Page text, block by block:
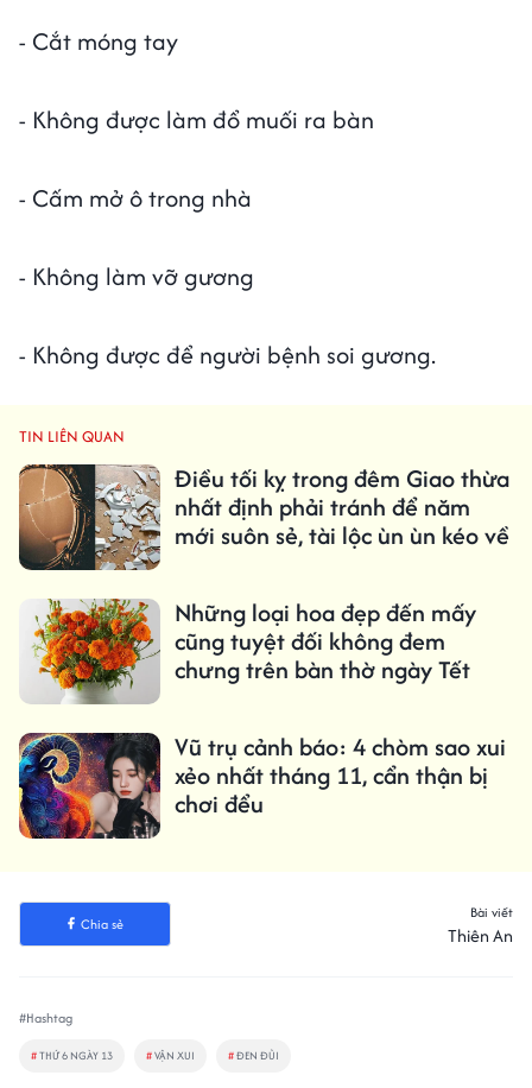
- Cắt móng tay
- Không được làm đổ muối ra bàn
- Cấm mở ô trong nhà
- Không làm vỡ gương
- Không được để người bệnh soi gương.
TIN LIÊN QUAN
Điều tối kỵ trong đêm Giao thừa
nhất định phải tránh để năm
mới suôn sẻ, tài lộc ùn ùn kéo về
Những loại hoa đẹp đến mấy
cũng tuyệt đối không đem
chưng trên bàn thờ ngày Tết
Vũ trụ cảnh báo: 4 chòm sao xui
xẻo nhất tháng 11, cẩn thận bị
chơi đểu
Chia sẻ
Bài viết
Thiên An
#Hashtag
#THỨ 6 NGÀY 13 #VẬN XUI #ĐEN ĐỦI